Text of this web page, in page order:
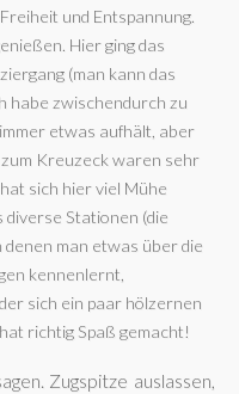
und Entspannung.
Hier ging das
(man kann das
habe zwischendurch zu
etwas aufhält, aber
Kreuzeck waren sehr
sich hier viel Mühe
diverse Stationen (die
man etwas über die
kennenlernt,
sich ein paar hölzernen
richtig Spaß gemacht!
Zugspitze auslassen,